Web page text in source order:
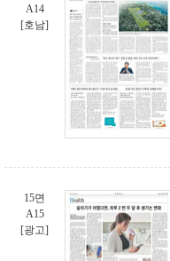
A14
[호남]
15면
A15
[광고]